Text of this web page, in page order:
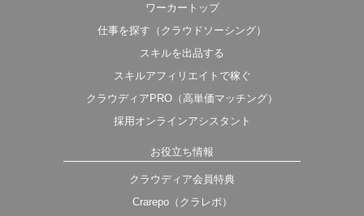
ワーカートップ
仕事を探す（クラウドソーシング）
スキルを出品する
スキルアフィリエイトで稼ぐ
クラウディアPRO（高単価マッチング）
採用オンラインアシスタント
お役立ち情報
クラウディア会員特典
Crarepo（クラレポ）